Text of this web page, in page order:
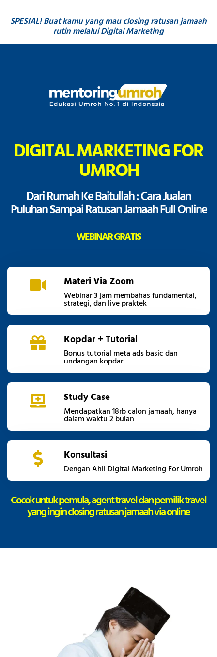
contentSPESIAL! Buat kamu yang mau closing ratusan jamaah
rutin melalui Digital Marketing
DIGITAL MARKETING FOR
UMROH
Dari Rumah Ke Baitullah : Cara Jualan
Puluhan Sampai Ratusan Jamaah Full Online
WEBINAR GRATIS
Materi Via Zoom
Webinar 3 jam membahas fundamental,
strategi, dan live praktek
Kopdar + Tutorial
Bonus tutorial meta ads basic dan
undangan kopdar
Study Case
Mendapatkan 18rb calon jamaah, hanya
dalam waktu 2 bulan
Konsultasi
Dengan Ahli Digital Marketing For Umroh
Cocok untuk pemula, agent travel dan pemilik travel
yang ingin closing ratusan jamaah via online